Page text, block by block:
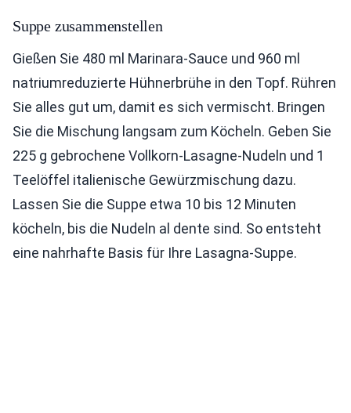
Suppe zusammenstellen
Gießen Sie 480 ml Marinara-Sauce und 960 ml
natriumreduzierte Hühnerbrühe in den Topf. Rühren
Sie alles gut um, damit es sich vermischt. Bringen
Sie die Mischung langsam zum Köcheln. Geben Sie
225 g gebrochene Vollkorn-Lasagne-Nudeln und 1
Teelöffel italienische Gewürzmischung dazu.
Lassen Sie die Suppe etwa 10 bis 12 Minuten
köcheln, bis die Nudeln al dente sind. So entsteht
eine nahrhafte Basis für Ihre Lasagna-Suppe.